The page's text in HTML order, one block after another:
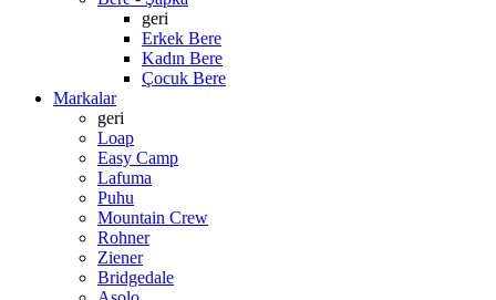
geri
Erkek Bere
Kadın Bere
Çocuk Bere
Markalar
geri
Loap
Easy Camp
Lafuma
Puhu
Mountain Crew
Rohner
Ziener
Bridgedale